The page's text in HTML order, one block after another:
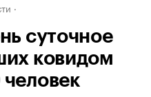
суточное
ковидом